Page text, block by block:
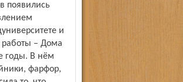
появились
и
работы – Дома
годы. В нём
фарфор,